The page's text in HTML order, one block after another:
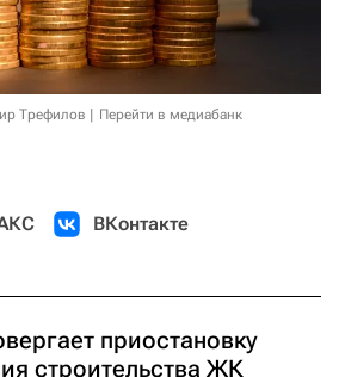
Трефилов Перейти в медиабанк
ВКонтакте
приостановку
строительства ЖК